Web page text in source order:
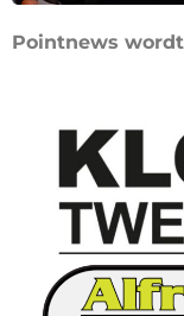
Pointnews